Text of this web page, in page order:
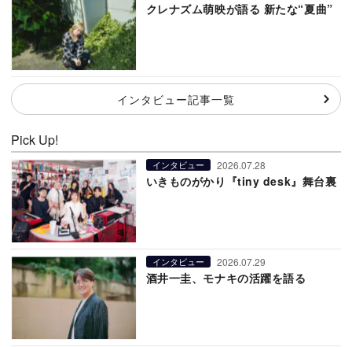
クレナズム萌映が語る 新たな“夏曲”
インタビュー記事一覧
Pick Up!
インタビュー 2026.07.28
いきものがかり『tiny desk』舞台裏
インタビュー 2026.07.29
酒井一圭、モナキの活躍を語る